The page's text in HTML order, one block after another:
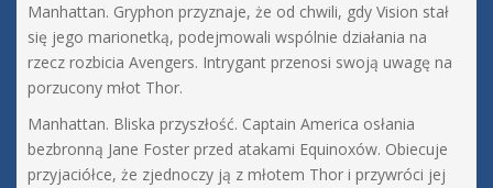
Manhattan. Gryphon przyznaje, że od chwili, gdy Vision stał
się jego marionetką, podejmowali wspólnie działania na
rzecz rozbicia Avengers. Intrygant przenosi swoją uwagę na
porzucony młot Thor.
Manhattan. Bliska przyszłość. Captain America osłania
bezbronną Jane Foster przed atakami Equinoxów. Obiecuje
przyjaciółce, że zjednoczy ją z młotem Thor i przywróci jej